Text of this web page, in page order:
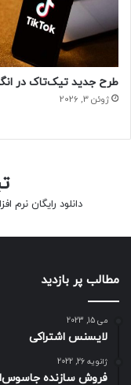
طرح جدید تیک‌تاک در
ژوئن 3, 2026
دانلود رایگان نرم
مطالب پر بازدید
می 15, 2023
لایسنس اشتراکی
ژانویه 26, 2022
فروش سازنده